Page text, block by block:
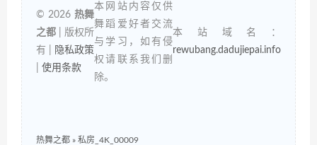
© 2026 热舞
之都 | 版权所
有 |
隐私政策
使用条款
本网站内容仅供
舞蹈爱好者交流
与学习，如有侵
权请联系我们删
除。
本站域名：
rewubang.dadujiepai.info
热舞之都 » 私房_4K_00009